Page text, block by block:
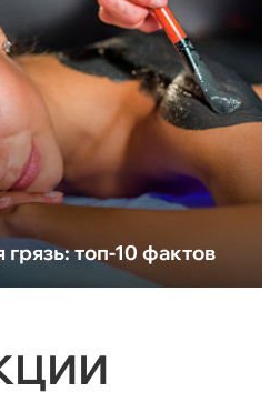
топ-10 фактов